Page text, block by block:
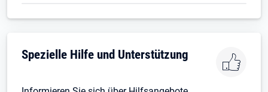
Spezielle Hilfe und Unterstützung